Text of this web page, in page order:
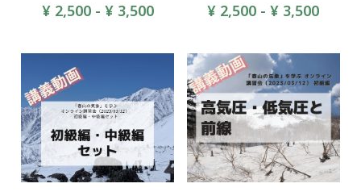
¥ 2,500 - ¥ 3,500 ¥ 2,500 - ¥ 3,500